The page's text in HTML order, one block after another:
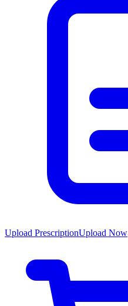
Upload PrescriptionUpload Now